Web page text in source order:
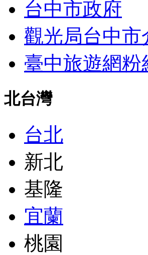
台中市政府
觀光局台中市
臺中旅遊網粉
北台灣
台北
新北
基隆
宜蘭
桃園